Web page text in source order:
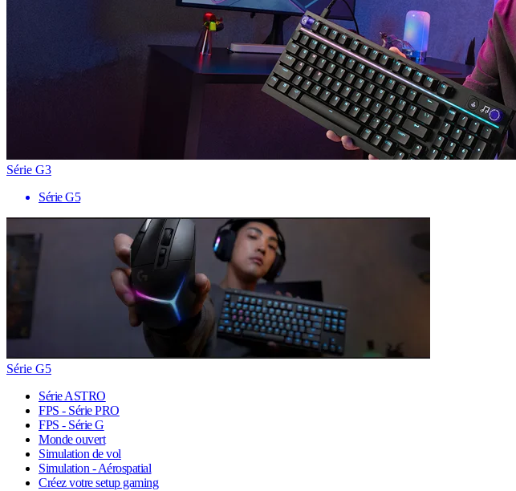
Série G3
Série G5
Série G5
Série ASTRO
FPS - Série PRO
FPS - Série G
Monde ouvert
Simulation de vol
Simulation - Aérospatial
Créez votre setup gaming